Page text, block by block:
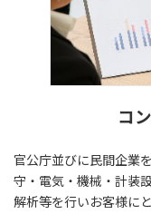
コ
官公庁並びに民間企業
守・電気・機械・計装
解析等を行いお客様に